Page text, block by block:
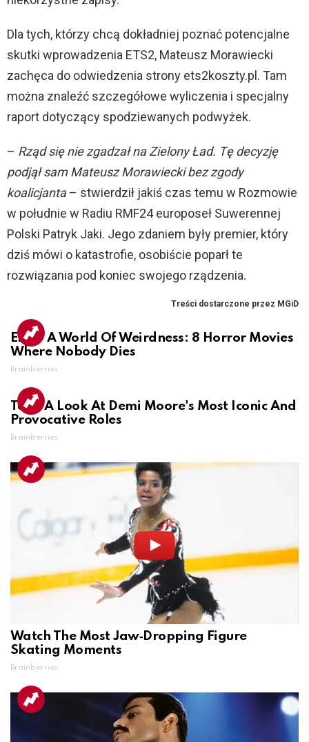
Dla tych, którzy chcą dokładniej poznać potencjalne
skutki wprowadzenia ETS2, Mateusz Morawiecki
zachęca do odwiedzenia strony ets2koszty.pl. Tam
można znaleźć szczegółowe wyliczenia i specjalny
raport dotyczący spodziewanych podwyżek.
– Rząd się nie zgadzał na Zielony Ład. Tę decyzję
podjął sam Mateusz Morawiecki bez zgody
koalicjanta– stwierdził jakiś czas temu w Rozmowie
w południe w Radiu RMF24 europoseł Suwerennej
Polski Patryk Jaki. Jego zdaniem były premier, który
dziś mówi o katastrofie, osobiście poparł te
rozwiązania pod koniec swojego rządzenia.
Enter A World Of Weirdness: 8 Horror Movies
Where Nobody Dies
Brainberries
Take A Look At Demi Moore's Most Iconic And
Provocative Roles
Brainberries
Watch The Most Jaw‑Dropping Figure
Skating Moments
Brainberries